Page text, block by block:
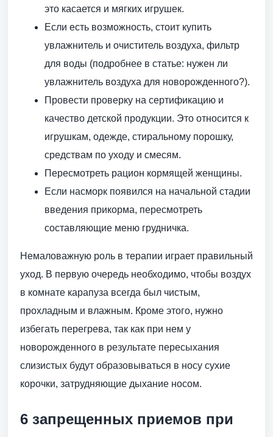
это касается и мягких игрушек.
Если есть возможность, стоит купить
увлажнитель и очиститель воздуха, фильтр
для воды (подробнее в статье: нужен ли
увлажнитель воздуха для новорожденного?).
Провести проверку на сертификацию и
качество детской продукции. Это относится к
игрушкам, одежде, стиральному порошку,
средствам по уходу и смесям.
Пересмотреть рацион кормящей женщины.
Если насморк появился на начальной стадии
введения прикорма, пересмотреть
составляющие меню грудничка.
Немаловажную роль в терапии играет правильный
уход. В первую очередь необходимо, чтобы воздух
в комнате карапуза всегда был чистым,
прохладным и влажным. Кроме этого, нужно
избегать перегрева, так как при нем у
новорожденного в результате пересыхания
слизистых будут образовываться в носу сухие
корочки, затрудняющие дыхание носом.
6 запрещенных приемов при